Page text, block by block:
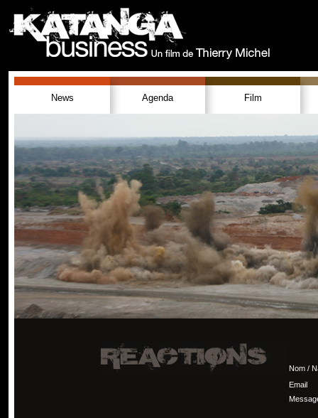
News Agenda Film
Nom /
Email